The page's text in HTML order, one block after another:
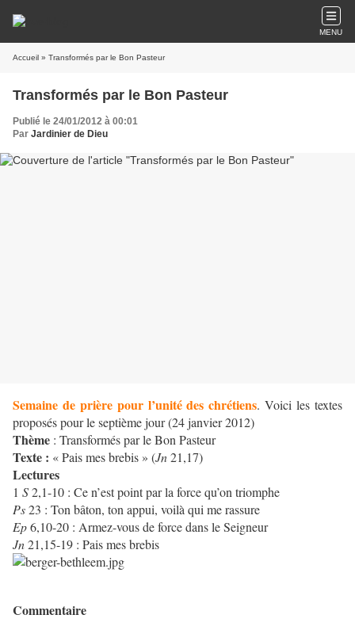
MENU
Accueil » Transformés par le Bon Pasteur
Transformés par le Bon Pasteur
Publié le 24/01/2012 à 00:01
Par Jardinier de Dieu
Semaine de prière pour l’unité des chrétiens. Voici les textes
proposés pour le septième jour (24 janvier 2012)
Thème : Transformés par le Bon Pasteur
Texte : « Pais mes brebis » (Jn21,17)
Lectures
1 S2,1-10 : Ce n’est point par la force qu’on triomphe
Ps23 : Ton bâton, ton appui, voilà qui me rassure
Ep6,10-20 : Armez-vous de force dans le Seigneur
Jn21,15-19 : Pais mes brebis
Commentaire